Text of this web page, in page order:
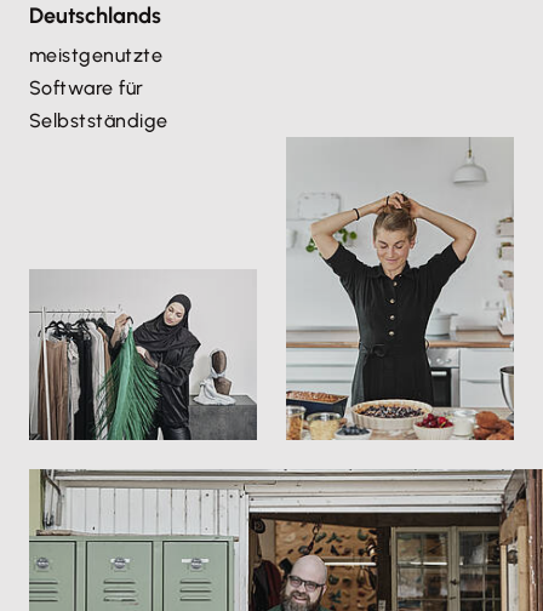
Deutschlands
meistgenutzte
Software für
Selbstständige